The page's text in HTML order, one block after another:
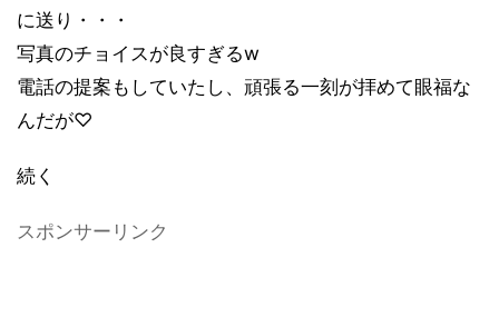
に送り・・・
写真のチョイスが良すぎるw
電話の提案もしていたし、頑張る一刻が拝めて眼福な
んだが♡
続く
スポンサーリンク